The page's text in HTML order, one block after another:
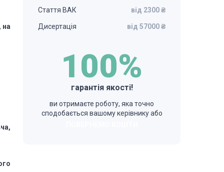
на
Стаття ВАК від 2300 ₴
Дисертація від 57000 ₴
100%
гарантія якості!
ви отримаєте роботу, яка точно
сподобається вашому керівнику або